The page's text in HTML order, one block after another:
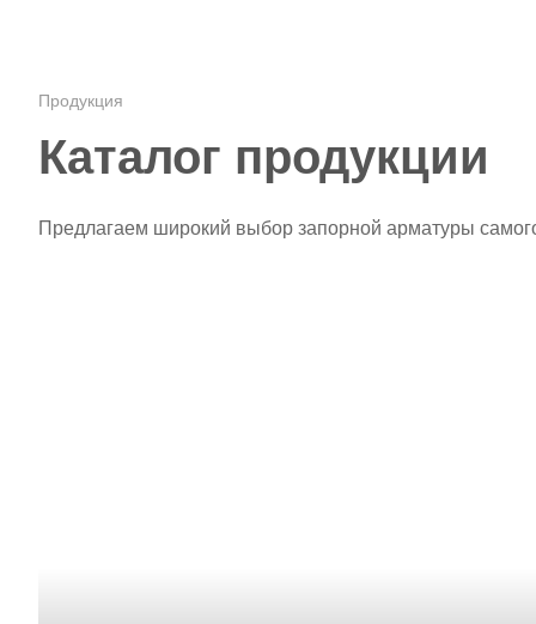
Продукция
Каталог продукции
Предлагаем широкий выбор запорной арматуры